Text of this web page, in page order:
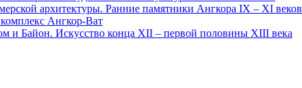
архитектуры. Ранние памятники Ангкора IX – XI веков
Ангкор-Ват
и Байон. Искусство конца XII – первой половины XIII века